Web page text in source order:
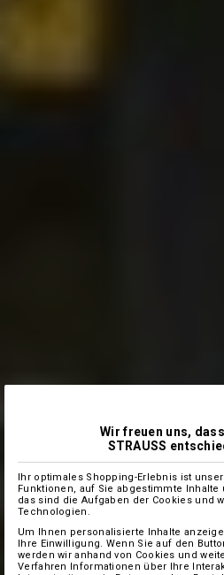
Wir freuen uns,
STRAUSS
Ihr optimales Shopping-Erlebnis ist
Funktionen, auf Sie abgestimmte
das sind die Aufgaben der Cookies und
Technologien.
Um Ihnen personalisierte Inhalte
Ihre Einwilligung. Wenn Sie auf den
werden wir anhand von Cookies und
Verfahren Informationen über Ihre